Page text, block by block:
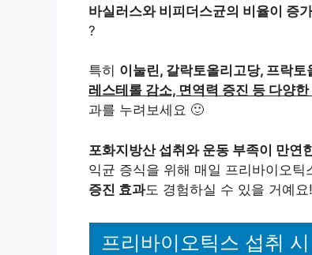
바실러스와 비피더스균의 비율이 증
?
특히 이눌린, 갈락토올리고당, 프락
레스테롤 감소, 면역력 증진 등 다양
과를 누려보세요 🙂
포화지방산 섭취와 운동 부족이 만연
익균 증식을 위해 매일 프리바이오
증진 효과도 경험하실 수 있을 거예요
프리바이오틱스 섭취